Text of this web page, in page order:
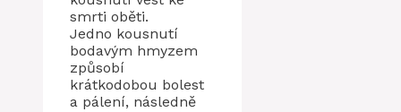
smrti oběti.
Jedno kousnutí
bodavým hmyzem
způsobí
krátkodobou bolest
a pálení, následně